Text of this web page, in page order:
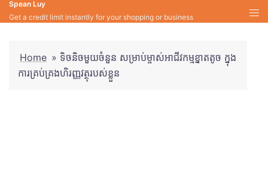
Skip
to
Spean Luy
Get a credit limit instantly for your shopping or business
Home » ទិចនិចមួយចំនួន សម្រាប់ម្ចាស់អាជីវកម្មខ្នាតតូច ក្នុង
ការគ្រប់គ្រងហិរញ្ញវត្ថុរបស់ខ្លួន